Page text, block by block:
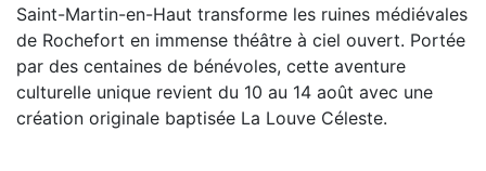
Saint-Martin-en-Haut transforme les ruines médiévales
de Rochefort en immense théâtre à ciel ouvert. Portée
par des centaines de bénévoles, cette aventure
culturelle unique revient du 10 au 14 août avec une
création originale baptisée La Louve Céleste.